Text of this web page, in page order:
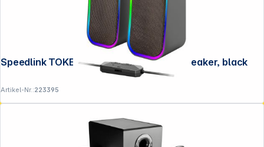
Speedlink TOKEN RGB Gaming Stereo Speaker, black
Artikel-Nr.:223395